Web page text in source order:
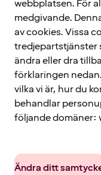
webbplatsen. För
medgivande.
av cookies. Vissa
tredjepartstjänster
ändra eller dra
förklaringen
vilka vi är, hur du
behandlar
följande domäner:
Ändra ditt